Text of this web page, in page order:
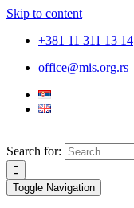
Skip to content
+381 11 311 13 14
office@mis.org.rs
Search for:
Toggle Navigation